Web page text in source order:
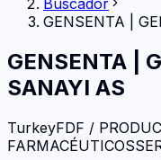
Buscador
GENSENTA
GENSENTA
SANAYI AS
TurkeyFDF /
FARMACÉUTICOS